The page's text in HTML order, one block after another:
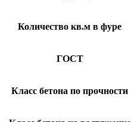
Количество кв.м в фуре
ГОСТ
Класс бетона по прочности